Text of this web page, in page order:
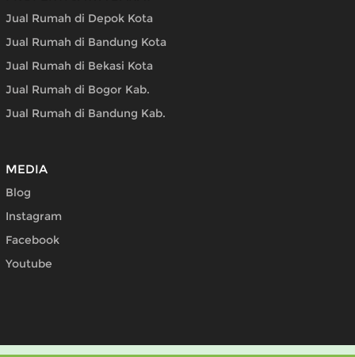
Jual Rumah di Depok Kota
Jual Rumah di Bandung Kota
Jual Rumah di Bekasi Kota
Jual Rumah di Bogor Kab.
Jual Rumah di Bandung Kab.
MEDIA
Blog
Instagram
Facebook
Youtube